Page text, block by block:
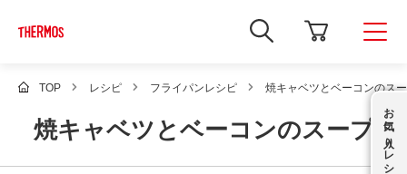
新
し
ィ
ウ
で
サ
TOP レシピ フライパンレシピ 焼キャベツとベーコンのス
焼キャベツとベーコンのスープ お気に入り
レシピ